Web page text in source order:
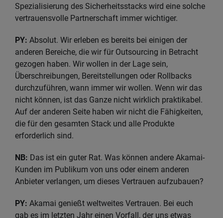
Spezialisierung des Sicherheitsstacks wird eine solche
vertrauensvolle Partnerschaft immer wichtiger.
PY: Absolut. Wir erleben es bereits bei einigen der
anderen Bereiche, die wir für Outsourcing in Betracht
gezogen haben. Wir wollen in der Lage sein,
Überschreibungen, Bereitstellungen oder Rollbacks
durchzuführen, wann immer wir wollen. Wenn wir das
nicht können, ist das Ganze nicht wirklich praktikabel.
Auf der anderen Seite haben wir nicht die Fähigkeiten,
die für den gesamten Stack und alle Produkte
erforderlich sind.
NB: Das ist ein guter Rat. Was können andere Akamai-
Kunden im Publikum von uns oder einem anderen
Anbieter verlangen, um dieses Vertrauen aufzubauen?
PY: Akamai genießt weltweites Vertrauen. Bei euch
gab es im letzten Jahr einen Vorfall, der uns etwas